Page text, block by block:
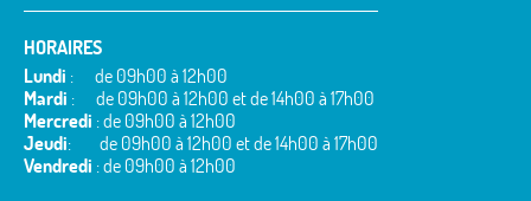
HORAIRES
Lundi : de 09h00 à 12h00
Mardi : de 09h00 à 12h00 et de 14h00 à 17h00
Mercredi : de 09h00 à 12h00
Jeudi: de 09h00 à 12h00 et de 14h00 à 17h00
Vendredi : de 09h00 à 12h00